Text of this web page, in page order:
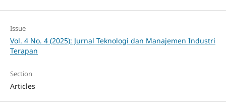
Issue
Vol. 4 No. 4 (2025): Jurnal Teknologi dan Manajemen Industri
Terapan
Section
Articles